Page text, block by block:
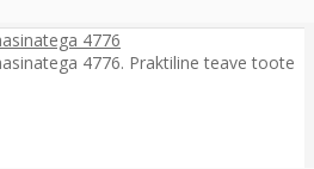
4776
4776. Praktiline teave toote